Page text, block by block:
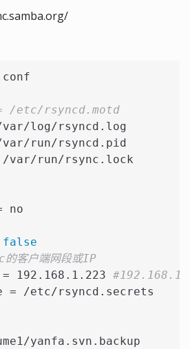
/etc/rsyncd.motd
log/rsyncd.log
run/rsyncd.pid
run/rsync.lock
no
false
客户端网段或IP
192.168.1.223
/etc/rsyncd.secrets
yanfa.svn.backup